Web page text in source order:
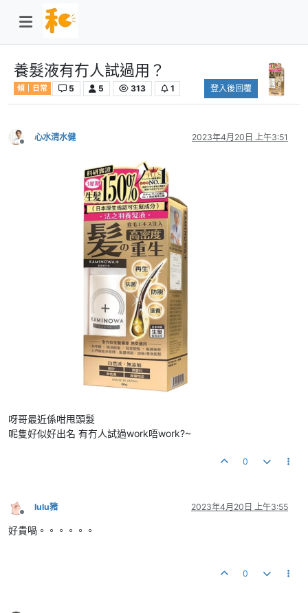
養髮液有冇人試過用？
傾｜日常 5 5 313 1 登入後回覆
離線
心水清水健 2023年4月20日 上午3:51
呀哥最近係咁甩頭髮
呢隻好似好出名 有冇人試過work唔work?~
0
離線
lulu豬 2023年4月20日 上午3:55
好貴喎。。。。。。
0